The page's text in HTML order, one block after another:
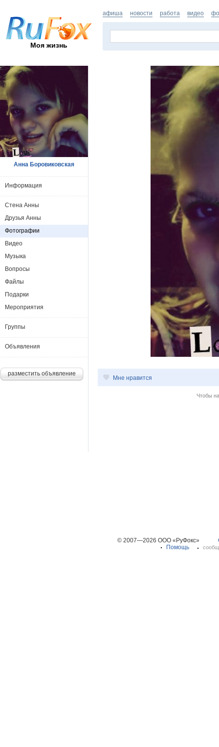
Моя жизнь
афиша новости работа видео
Мне нравится
Чтобы
Анна Боровиковская
Информация
Стена Анны
Друзья Анны
Фотографии
Видео
Музыка
Вопросы
Файлы
Подарки
Мероприятия
Группы
Объявления
разместить объявление
© 2007—2026 ООО «РуФокс»
Помощь